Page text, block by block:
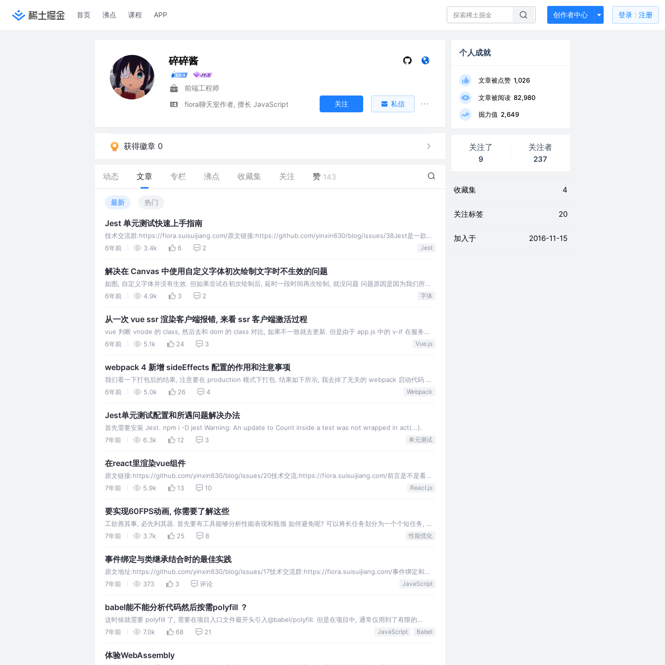
首页 沸点 课程 APP 创作者中心 登录 注册
碎碎酱
前端工程师
fiora聊天室作者, 擅长 JavaScript
关注 私信
获得徽章 0
动态 文章 专栏 沸点 收藏集 关注 赞 143
最新 热门
Jest 单元测试快速上手指南
技术交流群:https://fiora.suisuijiang.com/原文链接:https://github.com/yinxin630/blog/issues/38Jest是一款简
单,容易上手且功
6年前 3.4k 6 2 Jest
解决在 Canvas 中使用自定义字体初次绘制文字时不生效的问题
如图, 自定义字体并没有生效. 但如果尝试在初次绘制后, 延时一段时间再次绘制, 就没问题 问题原因是因为我们所用
的字体需要异步加载, 它是在初次绘制文字时才开始加载的. 因为在初次绘制时, 字体还没有加载完毕, 所以会使用默
6年前 4.9k 3 2 字体
从一次 vue ssr 渲染客户端报错, 来看 ssr 客户端激活过程
vue 判断 vnode 的 class, 然后去和 dom 的 class 对比, 如果不一致就去更新. 但是由于 app.js 中的 v-if 在服务端
和客户端结果不一致, 服务端时为 false, 渲染出了 comment(注释), 而客户端时为 true, 渲染出了 d…
6年前 5.1k 24 3 Vue.js
webpack 4 新增 sideEffects 配置的作用和注意事项
我们看一下打包后的结果, 注意要在 production 模式下打包. 结果如下所示, 我去掉了无关的 webpack 启动代码 我
们在 Array 原型链上定义了一个新方法 sum, 这是具有副作用的. 然后在 b 模块中调用了该方法, 但是作为 b 模块的
6年前 5.0k 26 4 Webpack
Jest单元测试配置和所遇问题解决办法
首先需要安装 Jest. npm i -D jest Warning: An update to Count inside a test was not wrapped in act(...).
7年前
6.3k 12 3 单元测试
在react里渲染vue组件
原文链接:https://github.com/yinxin630/blog/issues/20技术交流:https://fiora.suisuijiang.com/前言是不是看标
题就感觉很蛋疼?最近
7年前 5.9k 13 10 React.js
要实现60FPS动画, 你需要了解这些
工欲善其事, 必先利其器. 首先要有工具能够分析性能表现和瓶颈 如何避免呢? 可以将长任务划分为一个个短任务, 在
主线程空闲时, 按顺序一个个执行. 怎么知道主线程是否空闲呢? requestIdleCallback 就是我们想要的
7年前 3.7k 25 8 性能优化
事件绑定与类继承结合时的最佳实践
原文地址:https://github.com/yinxin630/blog/issues/17技术交流群:https://fiora.suisuijiang.com/事件绑定和类
继承都是很常用的东西
7年前 373 3 评论 JavaScript
babel能不能分析代码然后按需polyfill ？
这时候就需要 polyfill 了, 需要在项目入口文件最开头引入@babel/polyfill. 但是在项目中, 通常仅用到了有限的
polyfill 内容, 而最新版的@babel/polyfill包体积有 81.2k(gzipped 27.7k) 大小 useBuiltI…
7年前 7.0k 68 21 JavaScript Babel
体验WebAssembly
个人成就
文章被点赞 1,026
文章被阅读 82,980
掘力值 2,649
关注了
9
关注者
237
收藏集 4
关注标签 20
加入于 2016-11-15